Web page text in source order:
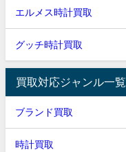
エルメス時計買取
グッチ時計買取
買取対応ジャンル一覧
ブランド買取
時計買取